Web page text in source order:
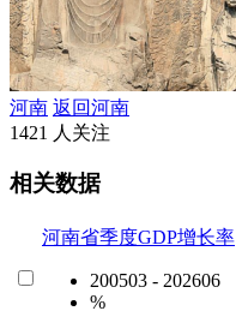
河南 返回河南
1421 人关注
相关数据
河南省季度GDP增长率
200503 - 202606
%